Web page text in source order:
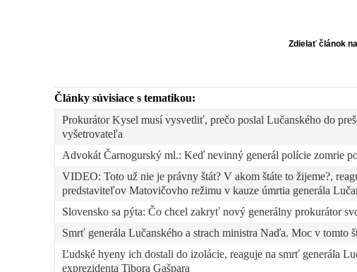
Zdielať článok
Články súvisiace s tematikou:
Prokurátor Kysel musí vysvetliť, prečo poslal Lučanského do
vyšetrovateľa
Advokát Čarnogurský ml.: Keď nevinný generál polície zomrie
VIDEO: Toto už nie je právny štát? V akom štáte to žijeme?,
predstaviteľov Matovičovho režimu v kauze úmrtia generála
Slovensko sa pýta: Čo chcel zakryť nový generálny prokurátor
Smrť generála Lučanského a strach ministra Naďa. Moc v tomto
Ľudské hyeny ich dostali do izolácie, reaguje na smrť generála
exprezidenta Tibora Gašpara